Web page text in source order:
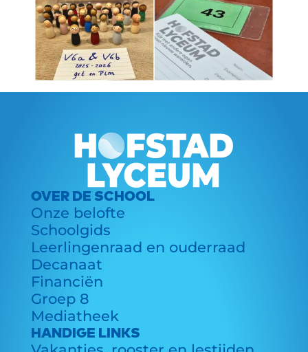
OVER DE SCHOOL
Onze belofte
Schoolgids
Leerlingenraad en ouderraad
Decanaat
Financiën
Groep 8
Mediatheek
HANDIGE LINKS